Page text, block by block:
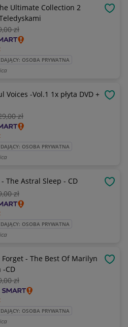
,00 zł
OSOBA PRYWATNA
-Vol.1 1x płyta DVD +
,00 zł
OSOBA PRYWATNA
- The Astral Sleep - CD
,00 zł
OSOBA PRYWATNA
Forget - The Best Of Marilyn
Manson -CD
,00 zł
OSOBA PRYWATNA